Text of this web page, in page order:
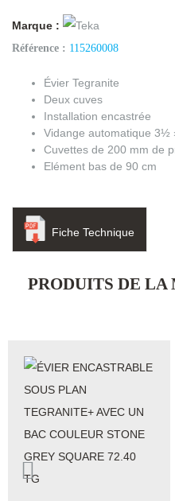
Marque :
Référence : 115260008
Évier Tegranite
Deux cuves
Installation encastrée
Vidange automatique 3½
Cuvettes de 200 mm de
Elément bas de 90 cm
Fiche Technique
PRODUITS DE LA